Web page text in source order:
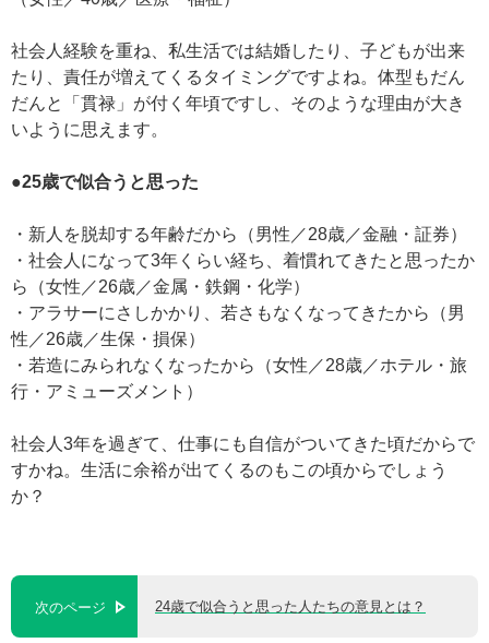
社会人経験を重ね、私生活では結婚したり、子どもが出来
たり、責任が増えてくるタイミングですよね。体型もだん
だんと「貫禄」が付く年頃ですし、そのような理由が大き
いように思えます。
●25歳で似合うと思った
・新人を脱却する年齢だから（男性／28歳／金融・証券）
・社会人になって3年くらい経ち、着慣れてきたと思ったか
ら（女性／26歳／金属・鉄鋼・化学）
・アラサーにさしかかり、若さもなくなってきたから（男
性／26歳／生保・損保）
・若造にみられなくなったから（女性／28歳／ホテル・旅
行・アミューズメント）
社会人3年を過ぎて、仕事にも自信がついてきた頃だからで
すかね。生活に余裕が出てくるのもこの頃からでしょう
か？
次のページ 24歳で似合うと思った人たちの意見とは？